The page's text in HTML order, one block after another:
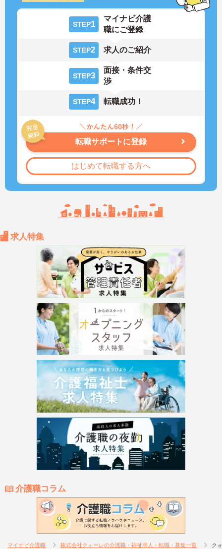
STEP1
マイナビ介護
職にご登録
STEP2 求人のご紹介
STEP3
面接・条件交
渉
STEP4 転職成功！
転職サポートに登録
はじめて転職する方へ
求人特集
介護職コラム
マイナビ介護職 株式会社クォーレの介護職・福祉求人・転職・募集一覧 ク